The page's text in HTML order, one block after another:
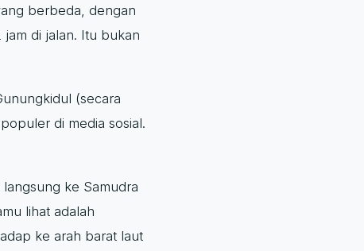
berbeda, dengan
jam di jalan. Itu bukan
(secara
di media sosial.
ke Samudra
lihat adalah
ke arah barat laut